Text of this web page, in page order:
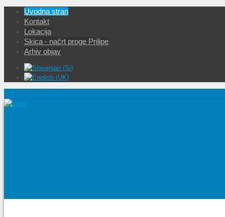
Uvodna stran
Kontakt
Lokacija
Skica - načrt proge Prilipe
Arhiv objav